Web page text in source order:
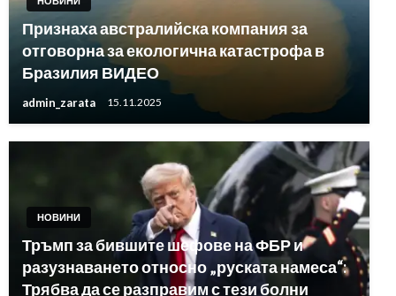
Признаха австралийска компания за
отговорна за екологична катастрофа в
Бразилия ВИДЕО
admin_zarata 15.11.2025
НОВИНИ
Тръмп за бившите шефове на ФБР и
разузнаването относно „руската намеса“:
Трябва да се разправим с тези болни